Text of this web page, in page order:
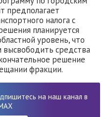
предполагает
налога с
планируется
уровень, что
высвободить средства
решение
фракции.
на наш канал в